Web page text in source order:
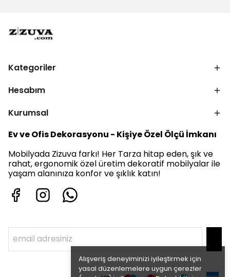
Alışveriş deneyiminizi iyileştirmek için
yasal düzenlemelere uygun çerezler
Kategoriler
Hesabım
Kurumsal
Ev ve Ofis Dekorasyonu - Kişiye Özel Ölçü İmkanı
Mobilyada Zizuva farkı! Her Tarza hitap eden, şık ve
rahat, ergonomik özel üretim dekoratif mobilyalar ile
yaşam alanınıza konfor ve şıklık katın!